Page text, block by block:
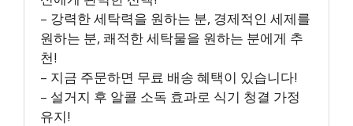
– 강력한 세탁력을 원하는 분, 경제적인 세제를
원하는 분, 쾌적한 세탁물을 원하는 분에게 추
천!
– 지금 주문하면 무료 배송 혜택이 있습니다!
– 설거지 후 알콜 소독 효과로 식기 청결 가정
유지!